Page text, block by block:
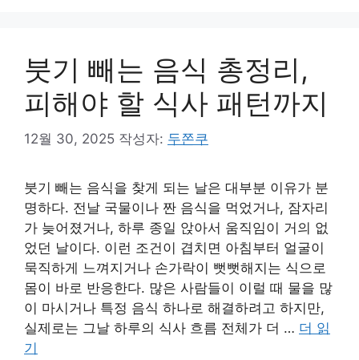
붓기 빼는 음식 총정리,
피해야 할 식사 패턴까지
12월 30, 2025 작성자: 두쫀쿠
붓기 빼는 음식을 찾게 되는 날은 대부분 이유가 분
명하다. 전날 국물이나 짠 음식을 먹었거나, 잠자리
가 늦어졌거나, 하루 종일 앉아서 움직임이 거의 없
었던 날이다. 이런 조건이 겹치면 아침부터 얼굴이
묵직하게 느껴지거나 손가락이 뻣뻣해지는 식으로
몸이 바로 반응한다. 많은 사람들이 이럴 때 물을 많
이 마시거나 특정 음식 하나로 해결하려고 하지만,
실제로는 그날 하루의 식사 흐름 전체가 더 … 더 읽
기